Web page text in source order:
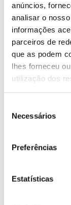
anúncios,
analisar o
informações
parceiros de
que as podem
lhes forneceu
utilização dos
Necessários
Preferências
Estatísticas
Saiba
13.07.2026
Genoma do
conhecer
Registar